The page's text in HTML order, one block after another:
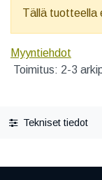
Tällä tuotteella
Myyntiehdot
Toimitus: 2-3
Tekniset tiedot